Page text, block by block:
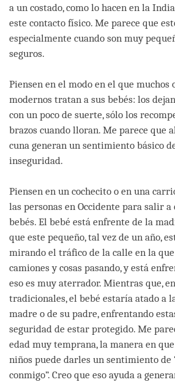
a un costado, como lo hacen en la
este contacto físico. Me parece que
especialmente cuando son muy
seguros.
Piensen en el modo en el que muchos
modernos tratan a sus bebés: los
con un poco de suerte, sólo los
brazos cuando lloran. Me parece que
cuna generan un sentimiento básico
inseguridad.
Piensen en un cochecito o en una
las personas en Occidente para salir a
bebés. El bebé está enfrente de la
que este pequeño, tal vez de un año,
mirando el tráfico de la calle en la
camiones y cosas pasando, y está
eso es muy aterrador. Mientras que,
tradicionales, el bebé estaría atado a
madre o de su padre, enfrentando
seguridad de estar protegido. Me
edad muy temprana, la manera en
niños puede darles un sentimiento de
conmigo”. Creo que eso ayuda a